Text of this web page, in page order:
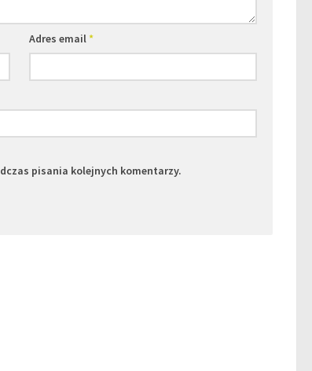
Adres email*
pisania kolejnych komentarzy.